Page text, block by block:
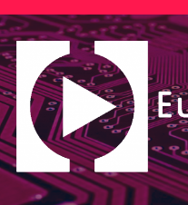
Saltar
al
contenido